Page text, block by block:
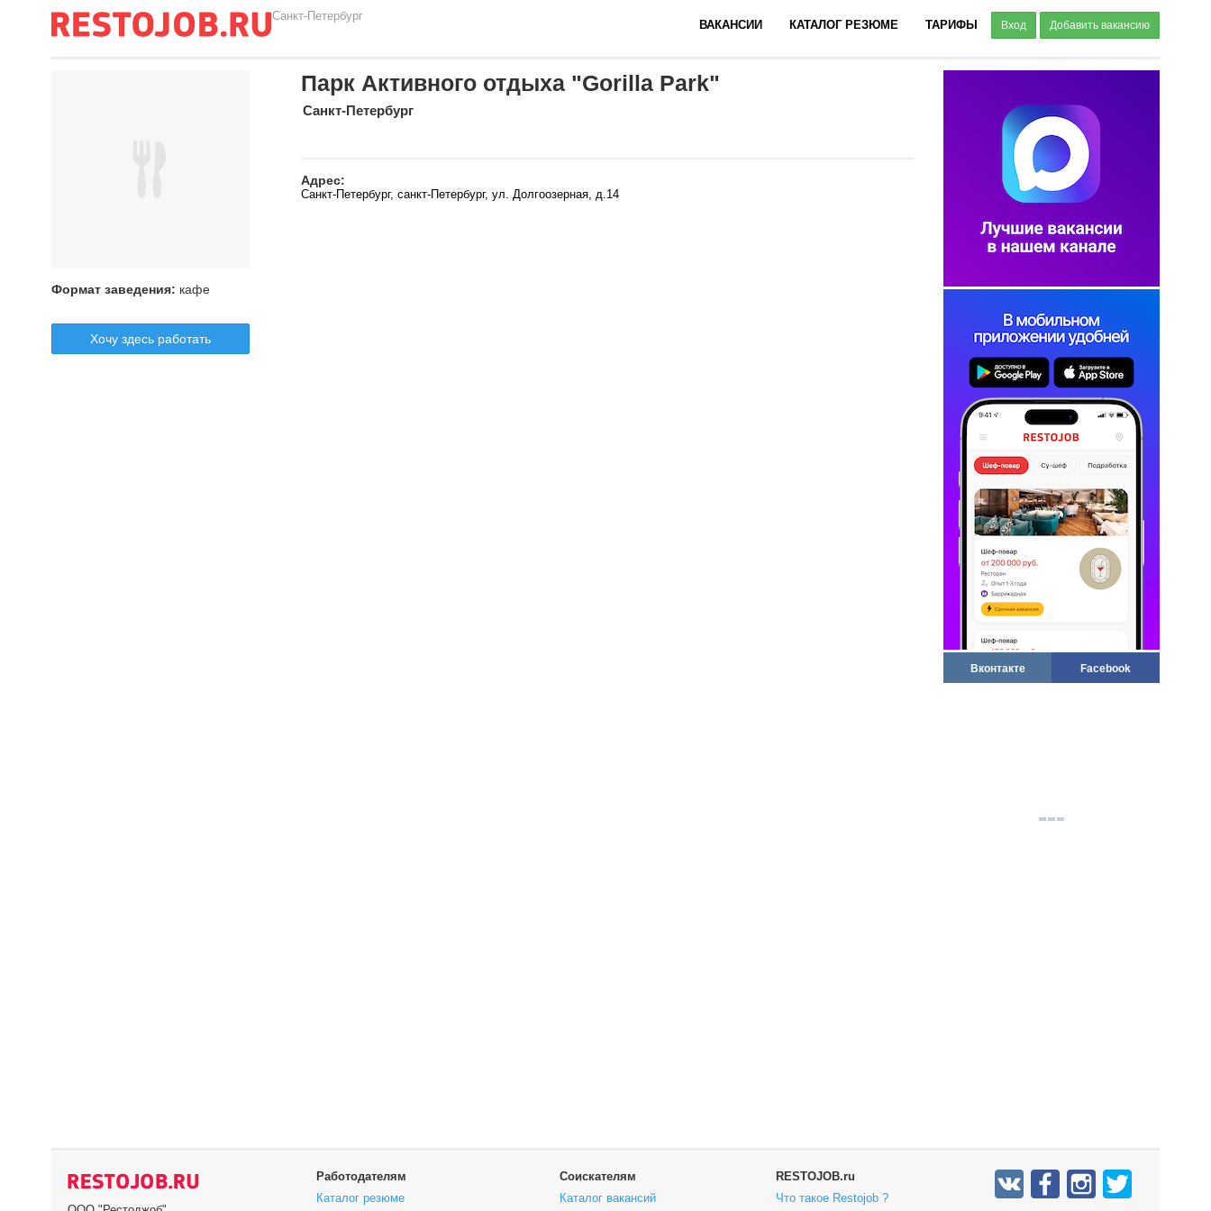
Санкт-Петербург
ВАКАНСИИ КАТАЛОГ РЕЗЮМЕ ТАРИФЫ Вход Добавить вакансию
Вконтакте Facebook
Парк Активного отдыха "Gorilla Park"
Санкт-Петербург
Адрес:
Санкт-Петербург, санкт-Петербург, ул. Долгоозерная, д.14
Формат заведения: кафе
Хочу здесь работать
Работодателям
Каталог резюме
Соискателям
Каталог вакансий
RESTOJOB.ru
Что такое Restojob ?